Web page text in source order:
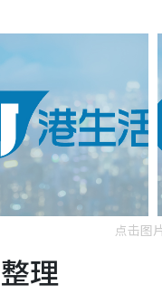
点击图
理